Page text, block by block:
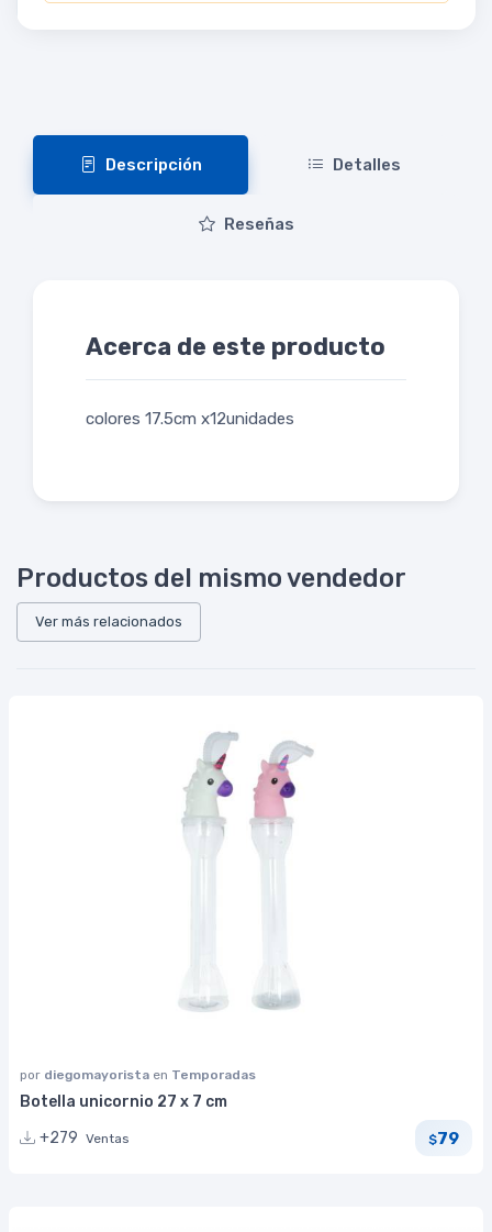
Descripción Detalles
Reseñas
Acerca de este producto
colores 17.5cm x12unidades
Productos del mismo vendedor
Ver más relacionados
por diegomayorista en Temporadas
Botella unicornio 27 x 7 cm
+279 Ventas $79